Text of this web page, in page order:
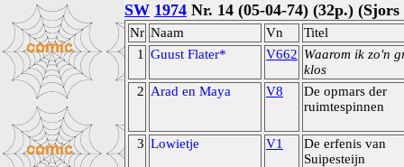
SW 1974 Nr. 14 (05-04-74) (32p.)
Nr Naam Vn
Titel
1
Guust Flater* V662 Waarom ik zo'n
klos
2 Arad en Maya V8
De opmars der
ruimtespinnen
3 Lowietje V1
De erfenis van
Suipesteijn